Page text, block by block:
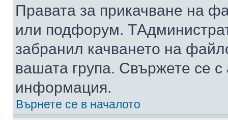
Правата за прикачване на
или подфорум.
забранил качването на
вашата група. Свържете се
информация.
Върнете се в началото